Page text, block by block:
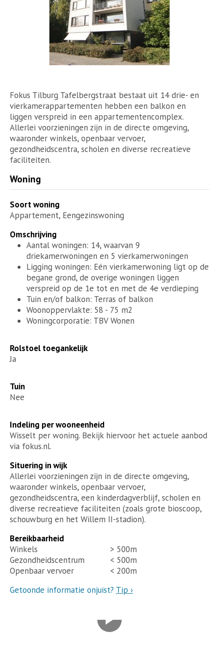
Fokus Tilburg Tafelbergstraat bestaat uit 14 drie- en
vierkamerappartementen hebben een balkon en
liggen verspreid in een appartementencomplex.
Allerlei voorzieningen zijn in de directe omgeving,
waaronder winkels, openbaar vervoer,
gezondheidscentra, scholen en diverse recreatieve
faciliteiten.
Woning
Soort woning
Appartement, Eengezinswoning
Omschrijving
Aantal woningen: 14, waarvan 9
driekamerwoningen en 5 vierkamerwoningen
Ligging woningen: Eén vierkamerwoning ligt op de
begane grond, de overige woningen liggen
verspreid op de 1e tot en met de 4e verdieping
Tuin en/of balkon: Terras of balkon
Woonoppervlakte: 58 - 75 m2
Woningcorporatie: TBV Wonen
Rolstoel toegankelijk
Ja
Tuin
Nee
Indeling per wooneenheid
Wisselt per woning. Bekijk hiervoor het actuele aanbod
via fokus.nl.
Situering in wijk
Allerlei voorzieningen zijn in de directe omgeving,
waaronder winkels, openbaar vervoer,
gezondheidscentra, een kinderdagverblijf, scholen en
diverse recreatieve faciliteiten (zoals grote bioscoop,
schouwburg en het Willem II-stadion).
Bereikbaarheid
Winkels
> 500m
Gezondheidscentrum
< 500m
Openbaar vervoer
< 200m
Getoonde informatie onjuist? Tip ›